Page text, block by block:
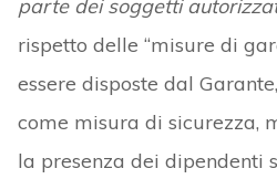
parte dei soggetti
rispetto delle “misure di
essere disposte dal
come misura di sicurezza,
la presenza dei dipendenti